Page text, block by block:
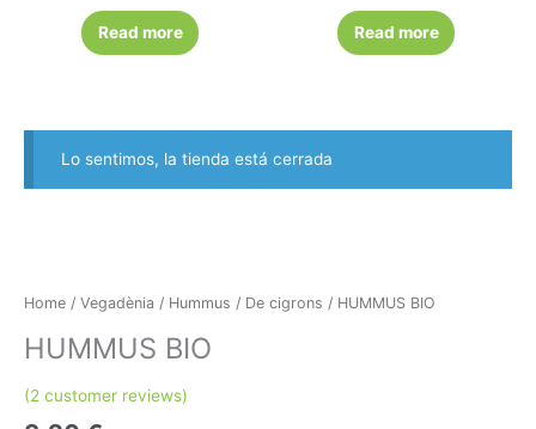
Read more Read more
Lo sentimos, la tienda está cerrada
Home / Vegadènia / Hummus / De cigrons / HUMMUS BIO
HUMMUS BIO
(2 customer reviews)